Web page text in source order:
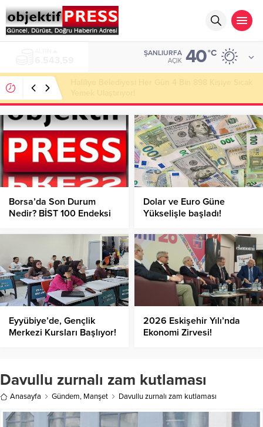
ŞANLIURFA
AÇIK 40°C
Borsa’da Son Durum
Nedir? BİST 100 Endeksi
Görüyor?
Dolar ve Euro Güne
Yükselişle başladı!
Eyyübiye’de, Gençlik
Merkezi Kursları Başlıyor!
2026 Eskişehir Yılı’nda
Ekonomi Zirvesi!
Davullu zurnalı zam kutlaması
Anasayfa Gündem, Manşet Davullu zurnalı zam kutlaması